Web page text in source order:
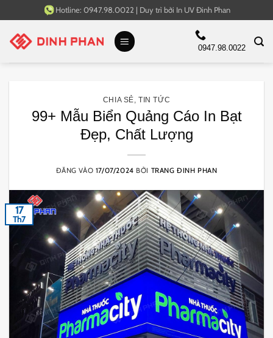
qua
nội
Hotline: 0947.98.0022 | Duy trì bởi In UV Đinh Phan
0947.98.0022
CHIA SẺ ,TIN TỨC
99+ Mẫu Biển Quảng Cáo In Bạt
Đẹp, Chất Lượng
ĐĂNG VÀO 17/07/2024 BỞI TRANG ĐINH PHAN
17
Th7